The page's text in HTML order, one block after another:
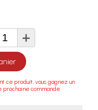
+
ce produit, vous gagnez un
prochaine commande.